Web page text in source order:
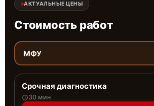
АКТУАЛЬНЫЕ ЦЕНЫ
Стоимость работ
МФУ
Срочная диагностика
30 мин